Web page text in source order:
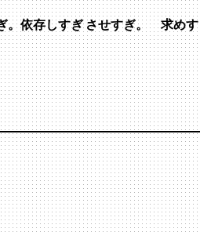
。依存しすぎ させすぎ。 求めす